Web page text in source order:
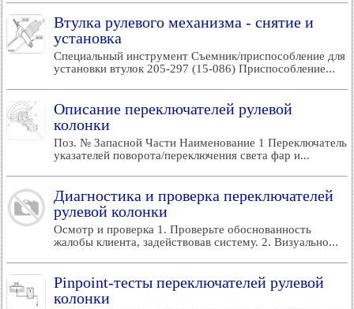
Втулка рулевого механизма - снятие и
установка
Специальный инструмент Съемник/приспособление для
установки втулок 205-297 (15-086) Приспособление...
Описание переключателей рулевой
колонки
Поз. № Запасной Части Наименование 1 Переключатель
указателей поворота/переключения света фар и...
Диагностика и проверка переключателей
рулевой колонки
Осмотр и проверка 1. Проверьте обоснованность
жалобы клиента, задействовав систему. 2. Визуально...
Pinpoint-тесты переключателей рулевой
колонки